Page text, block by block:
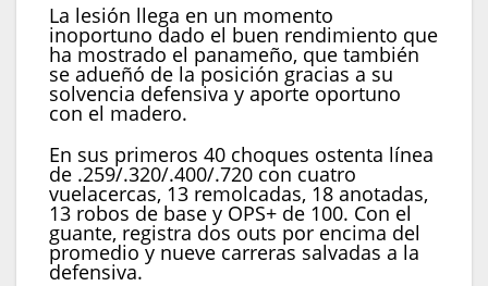
La lesión llega en un momento
inoportuno dado el buen rendimiento que
ha mostrado el panameño, que también
se adueñó de la posición gracias a su
solvencia defensiva y aporte oportuno
con el madero.
En sus primeros 40 choques ostenta línea
de .259/.320/.400/.720 con cuatro
vuelacercas, 13 remolcadas, 18 anotadas,
13 robos de base y OPS+ de 100. Con el
guante, registra dos outs por encima del
promedio y nueve carreras salvadas a la
defensiva.